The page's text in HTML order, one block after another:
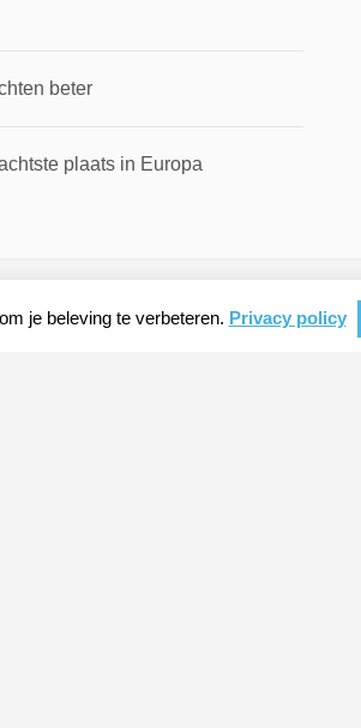
beter
plaats in Europa
je beleving te verbeteren. Privacy policy